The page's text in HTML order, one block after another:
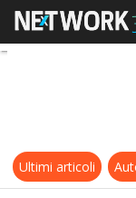
Ultimi articoli